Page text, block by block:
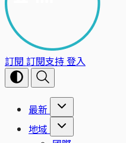
訂閱 訂閱支持登入
最新
地域